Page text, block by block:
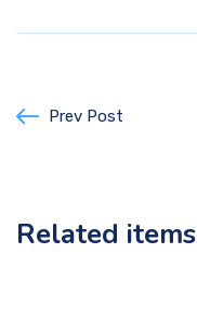
Prev Post
Related items